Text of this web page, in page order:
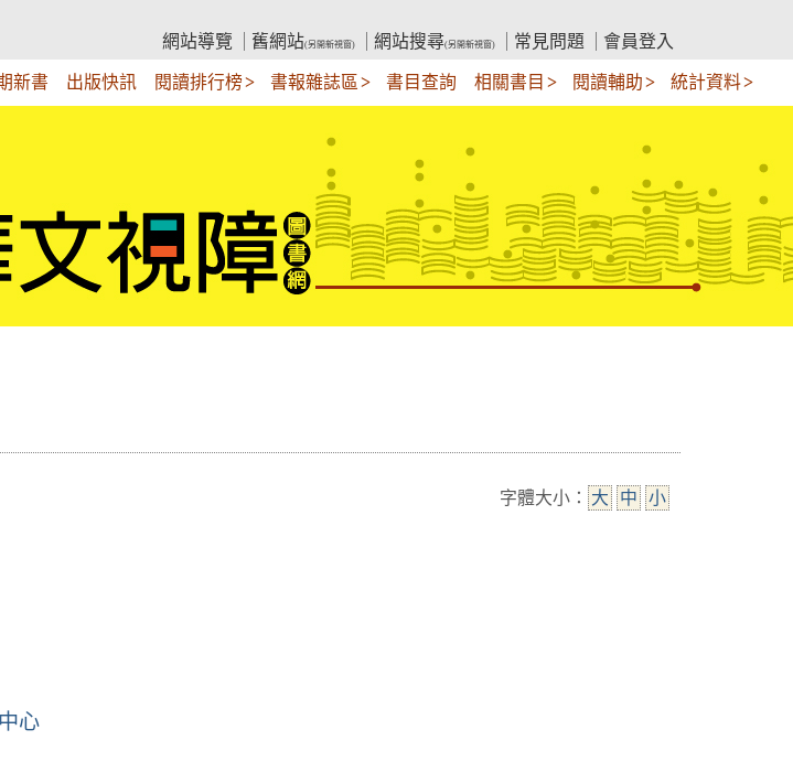
網站導覽
舊網站(另開新視窗) 網站搜尋(另開新視窗) 常見問題 會員登入
新書 出版快訊 閱讀排行榜 書報雜誌區 書目查詢 相關書目 閱讀輔助 統計資料
字體大小： 大 中 小
心